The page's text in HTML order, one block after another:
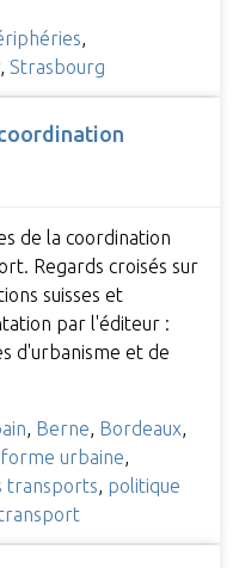
,
, Strasbourg
de la coordination
Regards croisés sur
suisses et
par l'éditeur :
d'urbanisme et de
, Berne, Bordeaux,
forme urbaine,
transports, politique